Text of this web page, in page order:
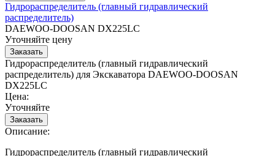
Гидрораспределитель (главный гидравлический
распределитель)
DAEWOO-DOOSAN DX225LC
Уточняйте цену
Гидрораспределитель (главный гидравлический
распределитель) для Экскаватора DAEWOO-DOOSAN
DX225LC
Цена:
Уточняйте
Описание:
Гидрораспределитель (главный гидравлический